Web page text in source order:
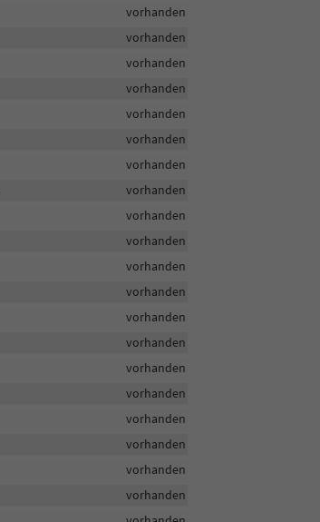
vorhanden
vorhanden
vorhanden
vorhanden
vorhanden
vorhanden
vorhanden
vorhanden
vorhanden
vorhanden
vorhanden
vorhanden
vorhanden
vorhanden
vorhanden
vorhanden
vorhanden
vorhanden
vorhanden
vorhanden